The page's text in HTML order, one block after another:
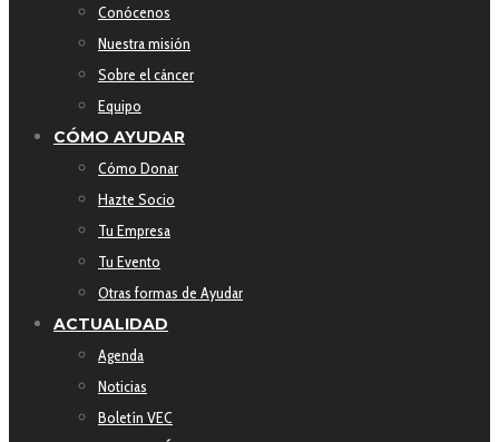
Conócenos
Nuestra misión
Sobre el cáncer
Equipo
CÓMO AYUDAR
Cómo Donar
Hazte Socio
Tu Empresa
Tu Evento
Otras formas de Ayudar
ACTUALIDAD
Agenda
Noticias
Boletín VEC